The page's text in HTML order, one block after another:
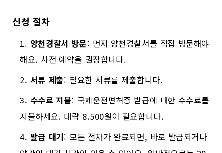
신청 절차
양천경찰서 방문: 먼저 양천경찰서를 직접 방문해야
해요. 사전 예약을 권장합니다.
서류 제출: 필요한 서류를 제출합니다.
수수료 지불: 국제운전면허증 발급에 대한 수수료를
지불하세요. 대략 8.500원이 필요합니다.
발급 대기: 모든 절차가 완료되면, 바로 발급되거나